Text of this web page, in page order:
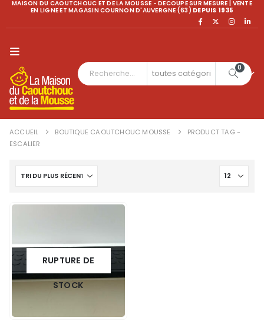
MAISON DU CAOUTCHOUC ET DE LA MOUSSE - DECOUPE SUR MESURE | VENTE
EN LIGNE ET MAGASIN COURNON D'AUVERGNE (63) DEPUIS 1935
0
ACCUEIL BOUTIQUE CAOUTCHOUC MOUSSE
PRODUCT TAG -
ESCALIER
RUPTURE DE
STOCK